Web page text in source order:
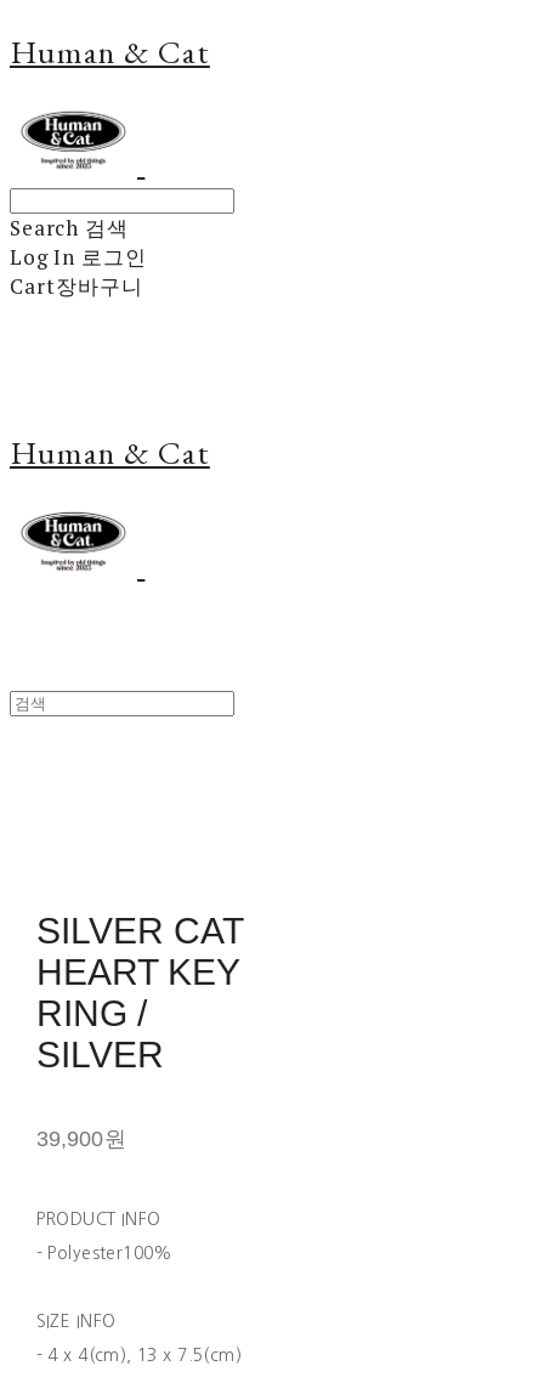
Human & Cat
Search 검색
Log In 로그인
Cart장바구니
Human & Cat
SILVER CAT
HEART KEY
RING /
SILVER
39,900원
PRODUCT INFO
- Polyester100%
SIZE INFO
- 4 x 4(cm), 13 x 7.5(cm)